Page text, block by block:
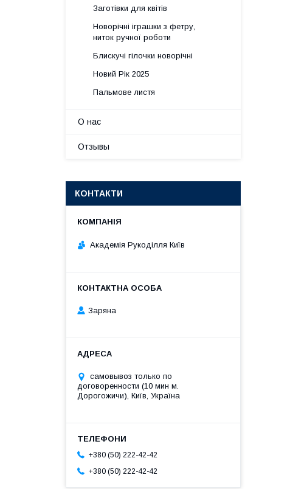
Заготівки для квітів
Новорічні іграшки з фетру,
ниток ручної роботи
Блискучі гілочки новорічні
Новий Рік 2025
Пальмове листя
О нас
Отзывы
КОНТАКТИ
Академія Рукоділля Київ
Заряна
самовывоз только по
договоренности (10 мин м.
Дорогожичи), Київ, Україна
+380 (50) 222-42-42
+380 (50) 222-42-42